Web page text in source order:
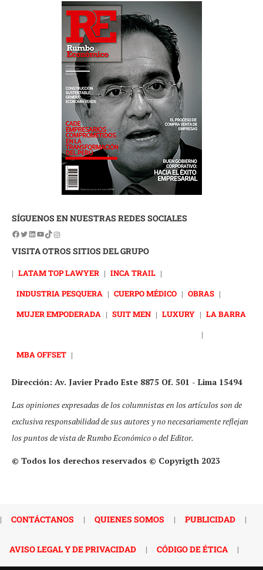
SÍGUENOS EN NUESTRAS REDES SOCIALES
VISITA OTROS SITIOS DEL GRUPO
| LATAM TOP LAWYER | INCA TRAIL |
INDUSTRIA PESQUERA | CUERPO MÉDICO | OBRAS |
MUJER EMPODERADA | SUIT MEN | LUXURY | LA BARRA
|
MBA OFFSET |
Dirección: Av. Javier Prado Este 8875 Of. 501 - Lima 15494
Las opiniones expresadas de los columnistas en los artículos son de
exclusiva responsabilidad de sus autores y no necesariamente reflejan
los puntos de vista de Rumbo Económico o del Editor.
© Todos los derechos reservados © Copyrigth 2023
| CONTÁCTANOS | QUIENES SOMOS | PUBLICIDAD |
AVISO LEGAL Y DE PRIVACIDAD | CÓDIGO DE ÉTICA |